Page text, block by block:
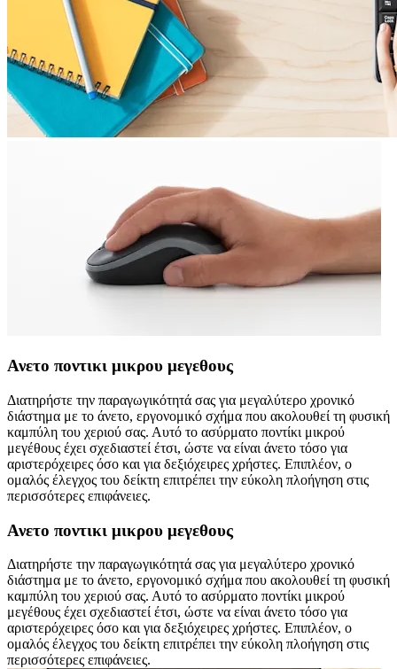
Ανετο ποντικι μικρου μεγεθους
Διατηρήστε την παραγωγικότητά σας για μεγαλύτερο χρονικό
διάστημα με το άνετο, εργονομικό σχήμα που ακολουθεί τη φυσική
καμπύλη του χεριού σας. Αυτό το ασύρματο ποντίκι μικρού
μεγέθους έχει σχεδιαστεί έτσι, ώστε να είναι άνετο τόσο για
αριστερόχειρες όσο και για δεξιόχειρες χρήστες. Επιπλέον, ο
ομαλός έλεγχος του δείκτη επιτρέπει την εύκολη πλοήγηση στις
περισσότερες επιφάνειες.
Ανετο ποντικι μικρου μεγεθους
Διατηρήστε την παραγωγικότητά σας για μεγαλύτερο χρονικό
διάστημα με το άνετο, εργονομικό σχήμα που ακολουθεί τη φυσική
καμπύλη του χεριού σας. Αυτό το ασύρματο ποντίκι μικρού
μεγέθους έχει σχεδιαστεί έτσι, ώστε να είναι άνετο τόσο για
αριστερόχειρες όσο και για δεξιόχειρες χρήστες. Επιπλέον, ο
ομαλός έλεγχος του δείκτη επιτρέπει την εύκολη πλοήγηση στις
περισσότερες επιφάνειες.